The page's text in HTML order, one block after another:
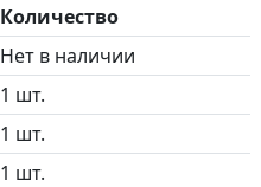
Количество
Нет в наличии
1 шт.
1 шт.
1 шт.